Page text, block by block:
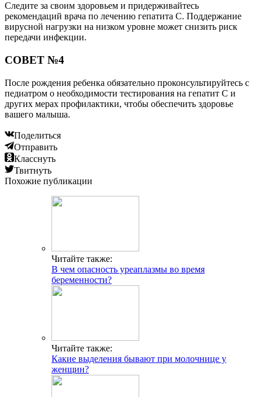
Следите за своим здоровьем и придерживайтесь
рекомендаций врача по лечению гепатита С. Поддержание
вирусной нагрузки на низком уровне может снизить риск
передачи инфекции.
СОВЕТ №4
После рождения ребенка обязательно проконсультируйтесь с
педиатром о необходимости тестирования на гепатит С и
других мерах профилактики, чтобы обеспечить здоровье
вашего малыша.
Поделиться
Отправить
Класснуть
Твитнуть
Похожие публикации
Читайте также:
В чем опасность уреаплазмы во время
беременности?
Читайте также:
Какие выделения бывают при молочнице у
женщин?